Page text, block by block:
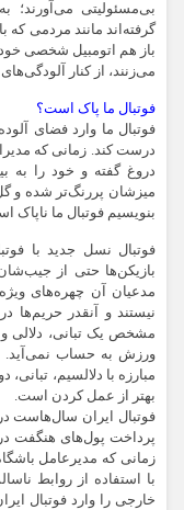
بی‌مسئولیتی می‌آورند؛
گرفته‌اند مانند مردمی
باز هم اتومبیل شخصی
می‌زنند، از کنار
فوتبال ما پاک است؟
فوتبال ما وارد فضای
درست کند. زمانی که
دروغ گفته و خود را به
میزشان پررنگ‌تر شده و
بنویسیم فوتبال ما ناپاک
فوتبال نسل جدید با
بازیکن‌ها حتی از
مدعیان آن چهره‌های
نیستند و آنقدر حریم‌ها
مشخص یک تبانی، دلالی و
ورزش به حساب نمی‌آید.
مبارزه با دلالسیم،
بهتر از عمل کردن است.
فوتبال ایران سال‌هاست
پرداخت پول‌های هنگفت
زمانی که مدیرعامل
با استفاده از روابط
خارجی را وارد فوتبال